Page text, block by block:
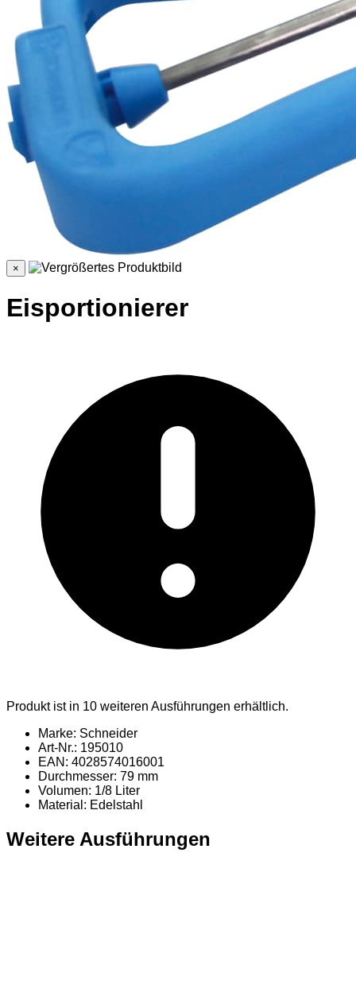
×
Eisportionierer
Produkt ist in 10 weiteren Ausführungen erhältlich.
Marke: Schneider
Art-Nr.: 195010
EAN: 4028574016001
Durchmesser: 79 mm
Volumen: 1/8 Liter
Material : Edelstahl
Weitere Ausführungen